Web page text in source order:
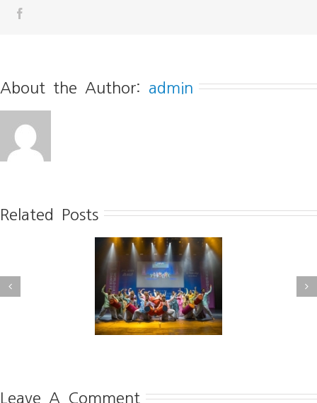
About the Author: admin
Related Posts
신문] 전주, 세계와
[전북중앙] 2025 세계문화
댄스페스티벌 성료··· 11개
Leave A Comment